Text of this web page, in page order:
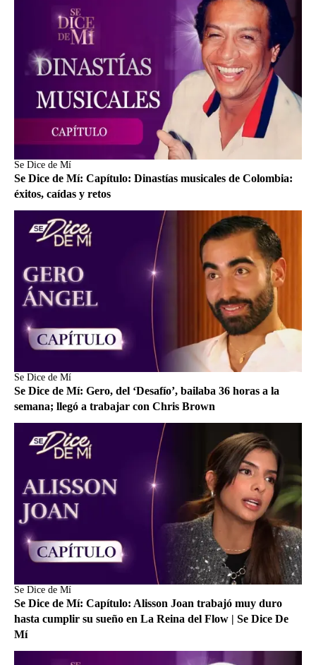
Se Dice de Mí
Se Dice de Mí: Capítulo: Dinastías musicales de Colombia:
éxitos, caídas y retos
Se Dice de Mí
Se Dice de Mí: Gero, del ‘Desafío’, bailaba 36 horas a la
semana; llegó a trabajar con Chris Brown
Se Dice de Mí
Se Dice de Mí: Capítulo: Alisson Joan trabajó muy duro
hasta cumplir su sueño en La Reina del Flow | Se Dice De
Mí